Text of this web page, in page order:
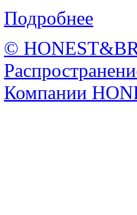
Подробнее
©
Компании